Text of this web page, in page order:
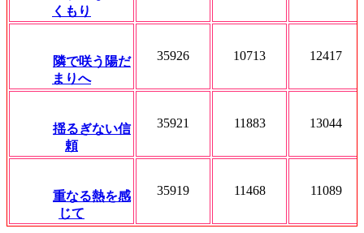
くもり
隣で咲う陽だ
まりへ
35926 10713 12417
揺るぎない信
頼
35921 11883 13044
重なる熱を感
じて
35919 11468 11089